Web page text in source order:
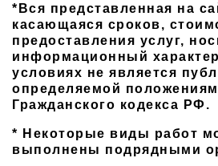
*Вся представленная на
касающаяся сроков,
предоставления услуг,
информационный
условиях не является
определяемой
Гражданского кодекса РФ.
* Некоторые виды работ
выполнены подрядными